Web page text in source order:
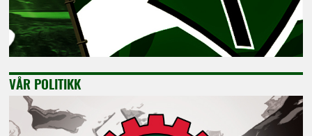
VÅR POLITIKK